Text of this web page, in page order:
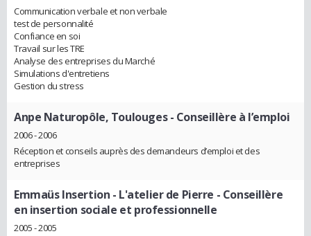
Communication verbale et non verbale
test de personnalité
Confiance en soi
Travail sur les TRE
Analyse des entreprises du Marché
Simulations d'entretiens
Gestion du stress
Anpe Naturopôle, Toulouges- Conseillère à l’emploi
2006 - 2006
Réception et conseils auprès des demandeurs d’emploi et des
entreprises
Emmaüs Insertion - L'atelier de Pierre - Conseillère
en insertion sociale et professionnelle
2005 - 2005